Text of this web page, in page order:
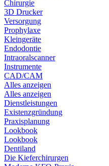
Chirurgie
3D Drucker
Versorgung
Prophylaxe
Kleingeräte
Endodontie
Intraoralscanner
Instrumente
CAD/CAM
Alles anzeigen
Alles anzeigen
Dienstleistungen
Existenzgründung
Praxisplanung
Lookbook
Lookbook
Dentiland
Die Kieferchirurgen